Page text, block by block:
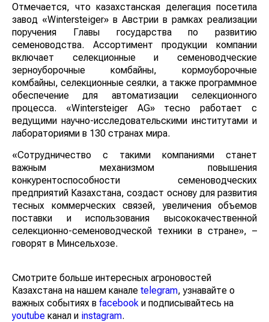
Отмечается, что казахстанская делегация посетила
завод «Wintersteiger» в Австрии в рамках реализации
поручения Главы государства по развитию
семеноводства. Ассортимент продукции компании
включает селекционные и семеноводческие
зерноуборочные комбайны, кормоуборочные
комбайны, селекционные сеялки, а также программное
обеспечение для автоматизации селекционного
процесса. «Wintersteiger AG» тесно работает с
ведущими научно-исследовательскими институтами и
лабораториями в 130 странах мира.
«Сотрудничество с такими компаниями станет
важным механизмом повышения
конкурентоспособности семеноводческих
предприятий Казахстана, создаст основу для развития
тесных коммерческих связей, увеличения объемов
поставки и использования высококачественной
селекционно-семеноводческой техники в стране», –
говорят в Минсельхозе.
Смотрите больше интересных агроновостей
Казахстана на нашем канале telegram, узнавайте о
важных событиях в facebook и подписывайтесь на
youtube канал и instagram.